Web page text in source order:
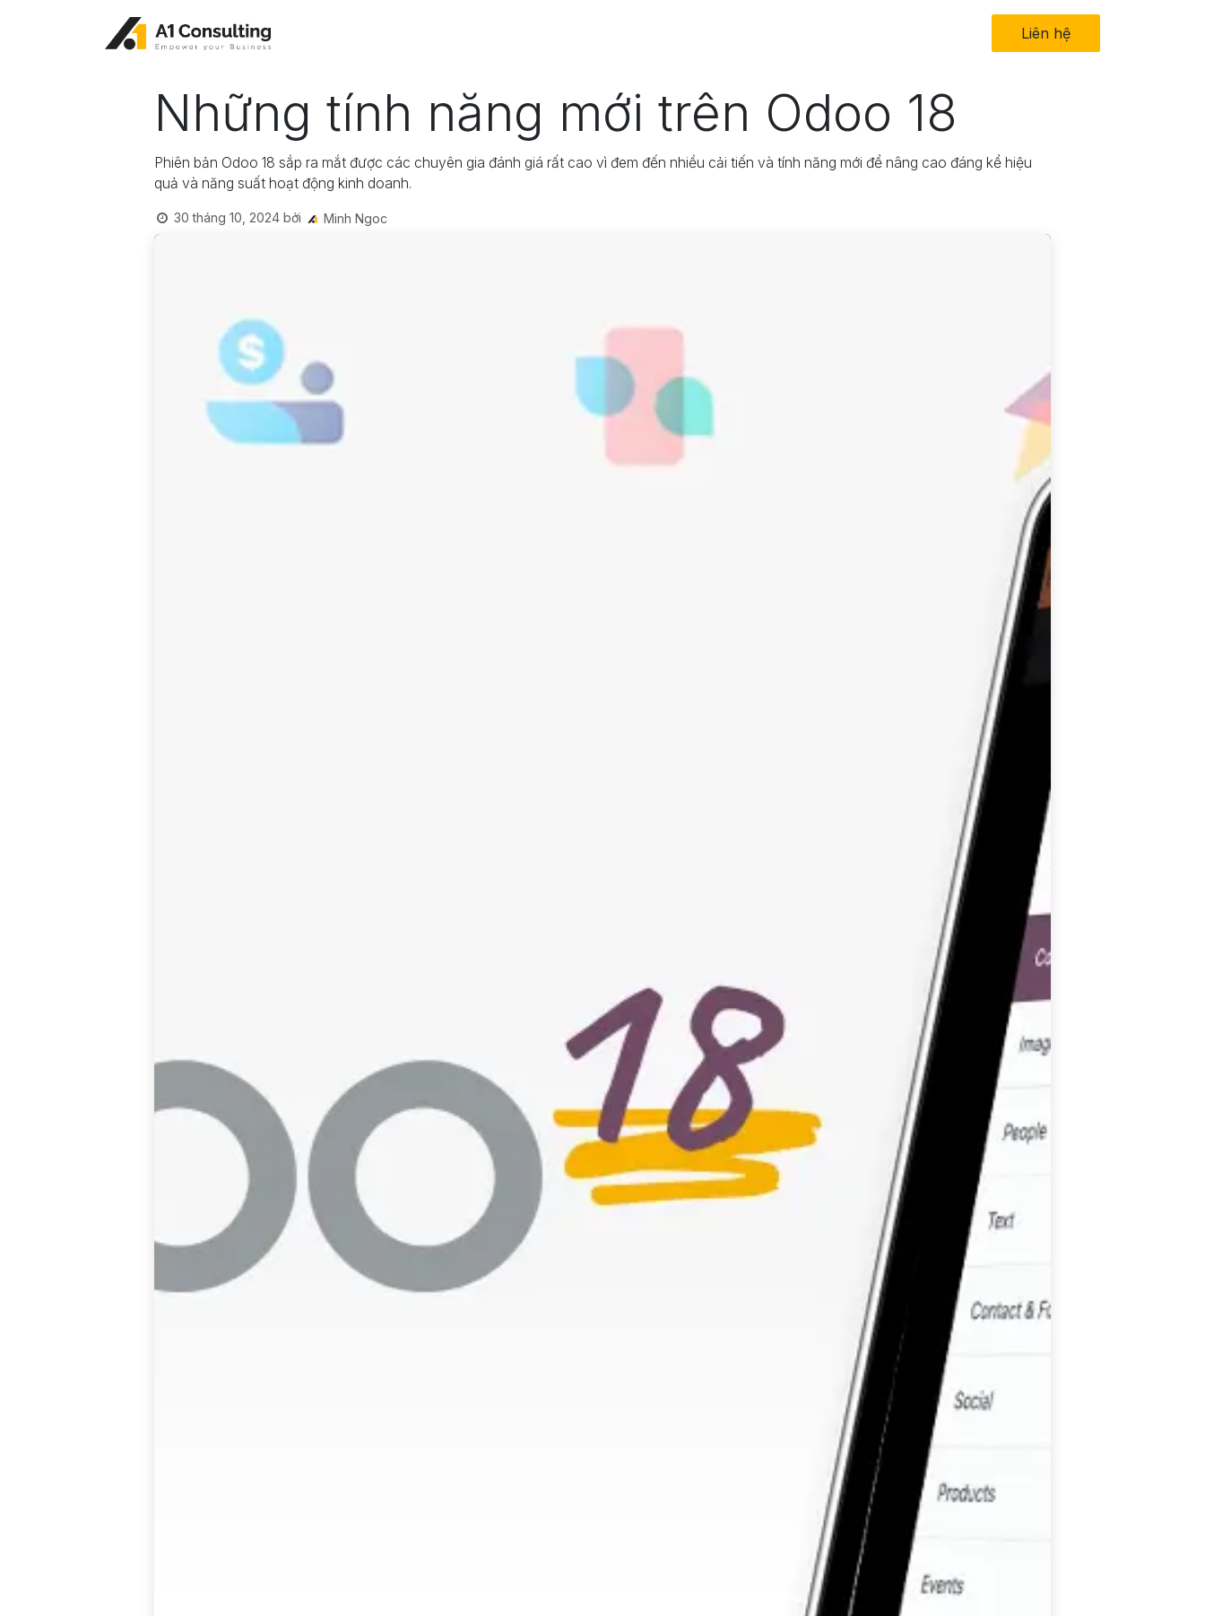
Liên hệ​
Những tính năng mới trên Odoo 18
Phiên bản Odoo 18 sắp ra mắt được các chuyên gia đánh giá rất cao vì đem đến nhiều cải tiến và tính năng mới để nâng cao đáng kể hiệu
quả và năng suất hoạt động kinh doanh.
30 tháng 10, 2024 bởi Minh Ngoc